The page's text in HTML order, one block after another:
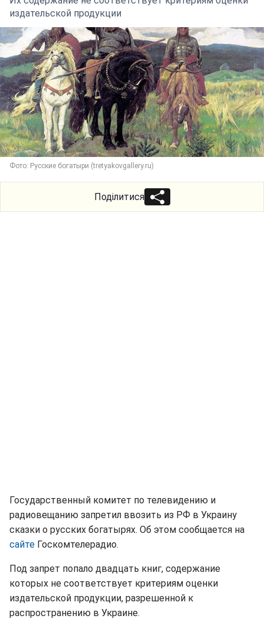
издательской продукции
Фото: Русские богатыри (tretyakovgallery.ru)
Поділитися
Государственный комитет по телевидению и
радиовещанию запретил ввозить из РФ в Украину
сказки о русских богатырях. Об этом сообщается на
сайте Госкомтелерадио.
Под запрет попало двадцать книг, содержание
которых не соответствует критериям оценки
издательской продукции, разрешенной к
распространению в Украине.